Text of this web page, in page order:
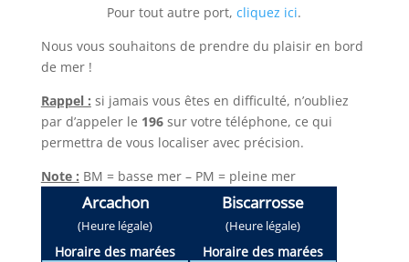
Pour tout autre port,cliquez ici.
Nous vous souhaitons de prendre du plaisir en bord
de mer !
Rappel : si jamais vous êtes en difficulté, n’oubliez
par d’appeler le 196 sur votre téléphone, ce qui
permettra de vous localiser avec précision.
Note : BM = basse mer – PM = pleine mer